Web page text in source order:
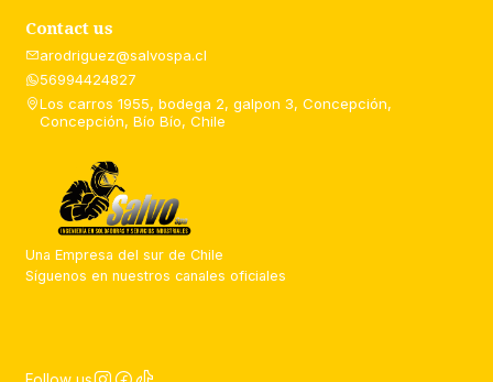
Contact us
arodriguez@salvospa.cl
56994424827
Los carros 1955, bodega 2, galpon 3, Concepción,
Concepción, Bío Bío, Chile
Una Empresa del sur de Chile
Síguenos en nuestros canales oficiales